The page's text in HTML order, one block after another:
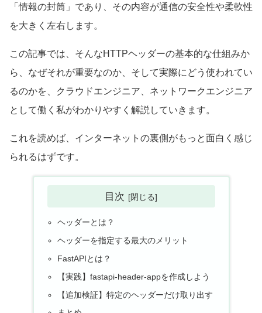
「情報の封筒」であり、その内容が通信の安全性や柔軟性
を大きく左右します。
この記事では、そんなHTTPヘッダーの基本的な仕組みか
ら、なぜそれが重要なのか、そして実際にどう使われてい
るのかを、クラウドエンジニア、ネットワークエンジニア
として働く私がわかりやすく解説していきます。
これを読めば、インターネットの裏側がもっと面白く感じ
られるはずです。
目次
ヘッダーとは？
ヘッダーを指定する最大のメリット
FastAPIとは？
【実践】fastapi-header-appを作成しよう
【追加検証】特定のヘッダーだけ取り出す